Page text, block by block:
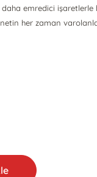
emredici
her zaman